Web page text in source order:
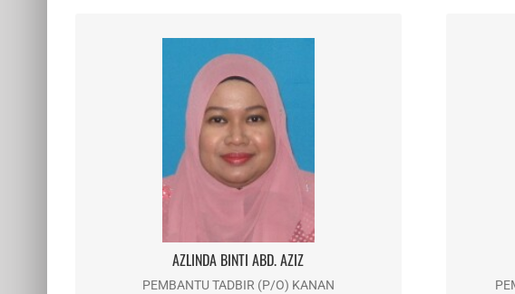
AZLINDA BINTI ABD. AZIZ
PEMBANTU TADBIR (P/O) KANAN
AZLINDA BINTI ABD. AZIZ
Email : azlinda@usim.edu.my
Telefon : 06-798 8068